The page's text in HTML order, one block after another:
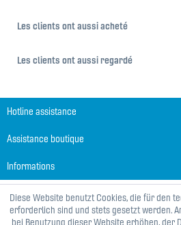
Les clients ont aussi acheté
Les clients ont aussi regardé
Hotline assistance
Assistance boutique
Informations
Diese Website benutzt Cookies, die für den
erforderlich sind und stets gesetzt werden.
bei Benutzung dieser Website erhöhen, der